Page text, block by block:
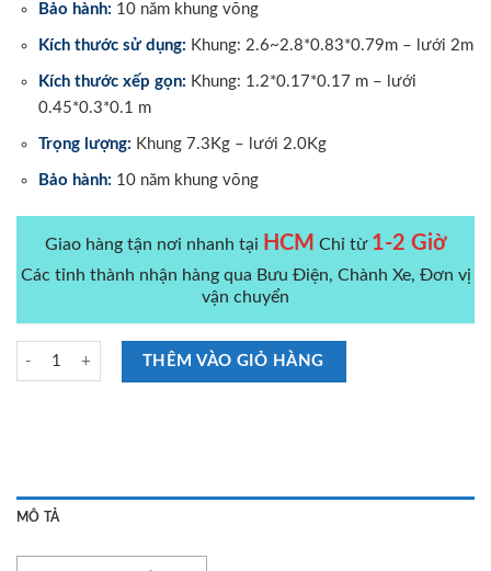
Bảo hành: 10 năm khung võng
Kích thước sử dụng: Khung: 2.6~2.8*0.83*0.79m – lưới 2m
Kích thước xếp gọn: Khung: 1.2*0.17*0.17 m – lưới
0.45*0.3*0.1 m
Trọng lượng: Khung 7.3Kg – lưới 2.0Kg
Bảo hành: 10 năm khung võng
Giao hàng tận nơi nhanh tại HCM Chỉ từ 1-2 Giờ
Các tỉnh thành nhận hàng qua Bưu Điện, Chành Xe, Đơn vị
vận chuyển
Võng Xếp Duy Lợi Thép Sơn Tĩnh Điện Cỡ Đại số lượng
THÊM VÀO GIỎ HÀNG
MÔ TẢ